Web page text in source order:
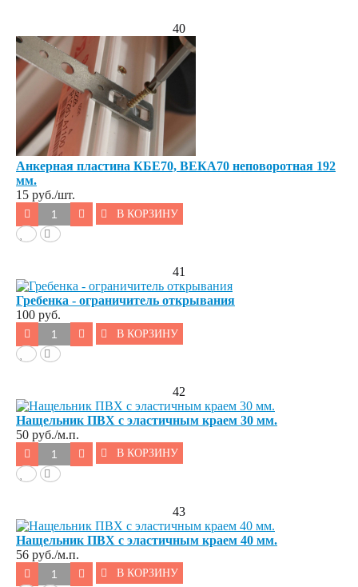
40
Анкерная пластина КБЕ70, ВЕКА70 неповоротная 192
мм.
15 руб./шт.
В КОРЗИНУ
41
Гребенка - ограничитель открывания
100 руб.
В КОРЗИНУ
42
Нащельник ПВХ с эластичным краем 30 мм.
50 руб./м.п.
В КОРЗИНУ
43
Нащельник ПВХ с эластичным краем 40 мм.
56 руб./м.п.
В КОРЗИНУ